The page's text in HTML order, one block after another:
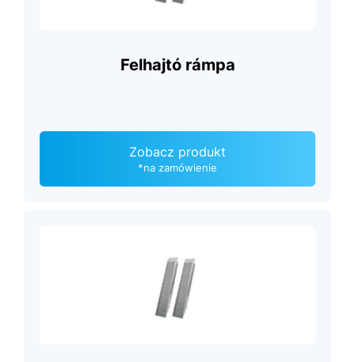
Felhajtó rámpa
Zobacz produkt
*na zamówienie